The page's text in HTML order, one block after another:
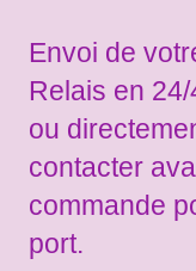
Envoi de
Relais en
ou
contacter
commande
port.